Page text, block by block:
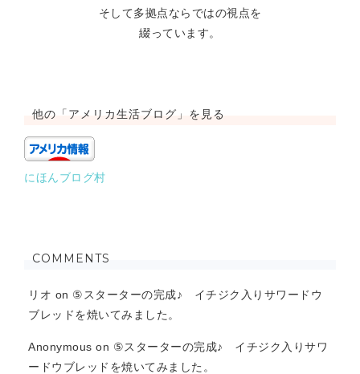
そして多拠点ならではの視点を
綴っています。
他の「アメリカ生活ブログ」を見る
にほんブログ村
COMMENTS
リオ on ⑤スターターの完成♪ イチジク入りサワードウ
ブレッドを焼いてみました。
Anonymous on ⑤スターターの完成♪ イチジク入りサワ
ードウブレッドを焼いてみました。